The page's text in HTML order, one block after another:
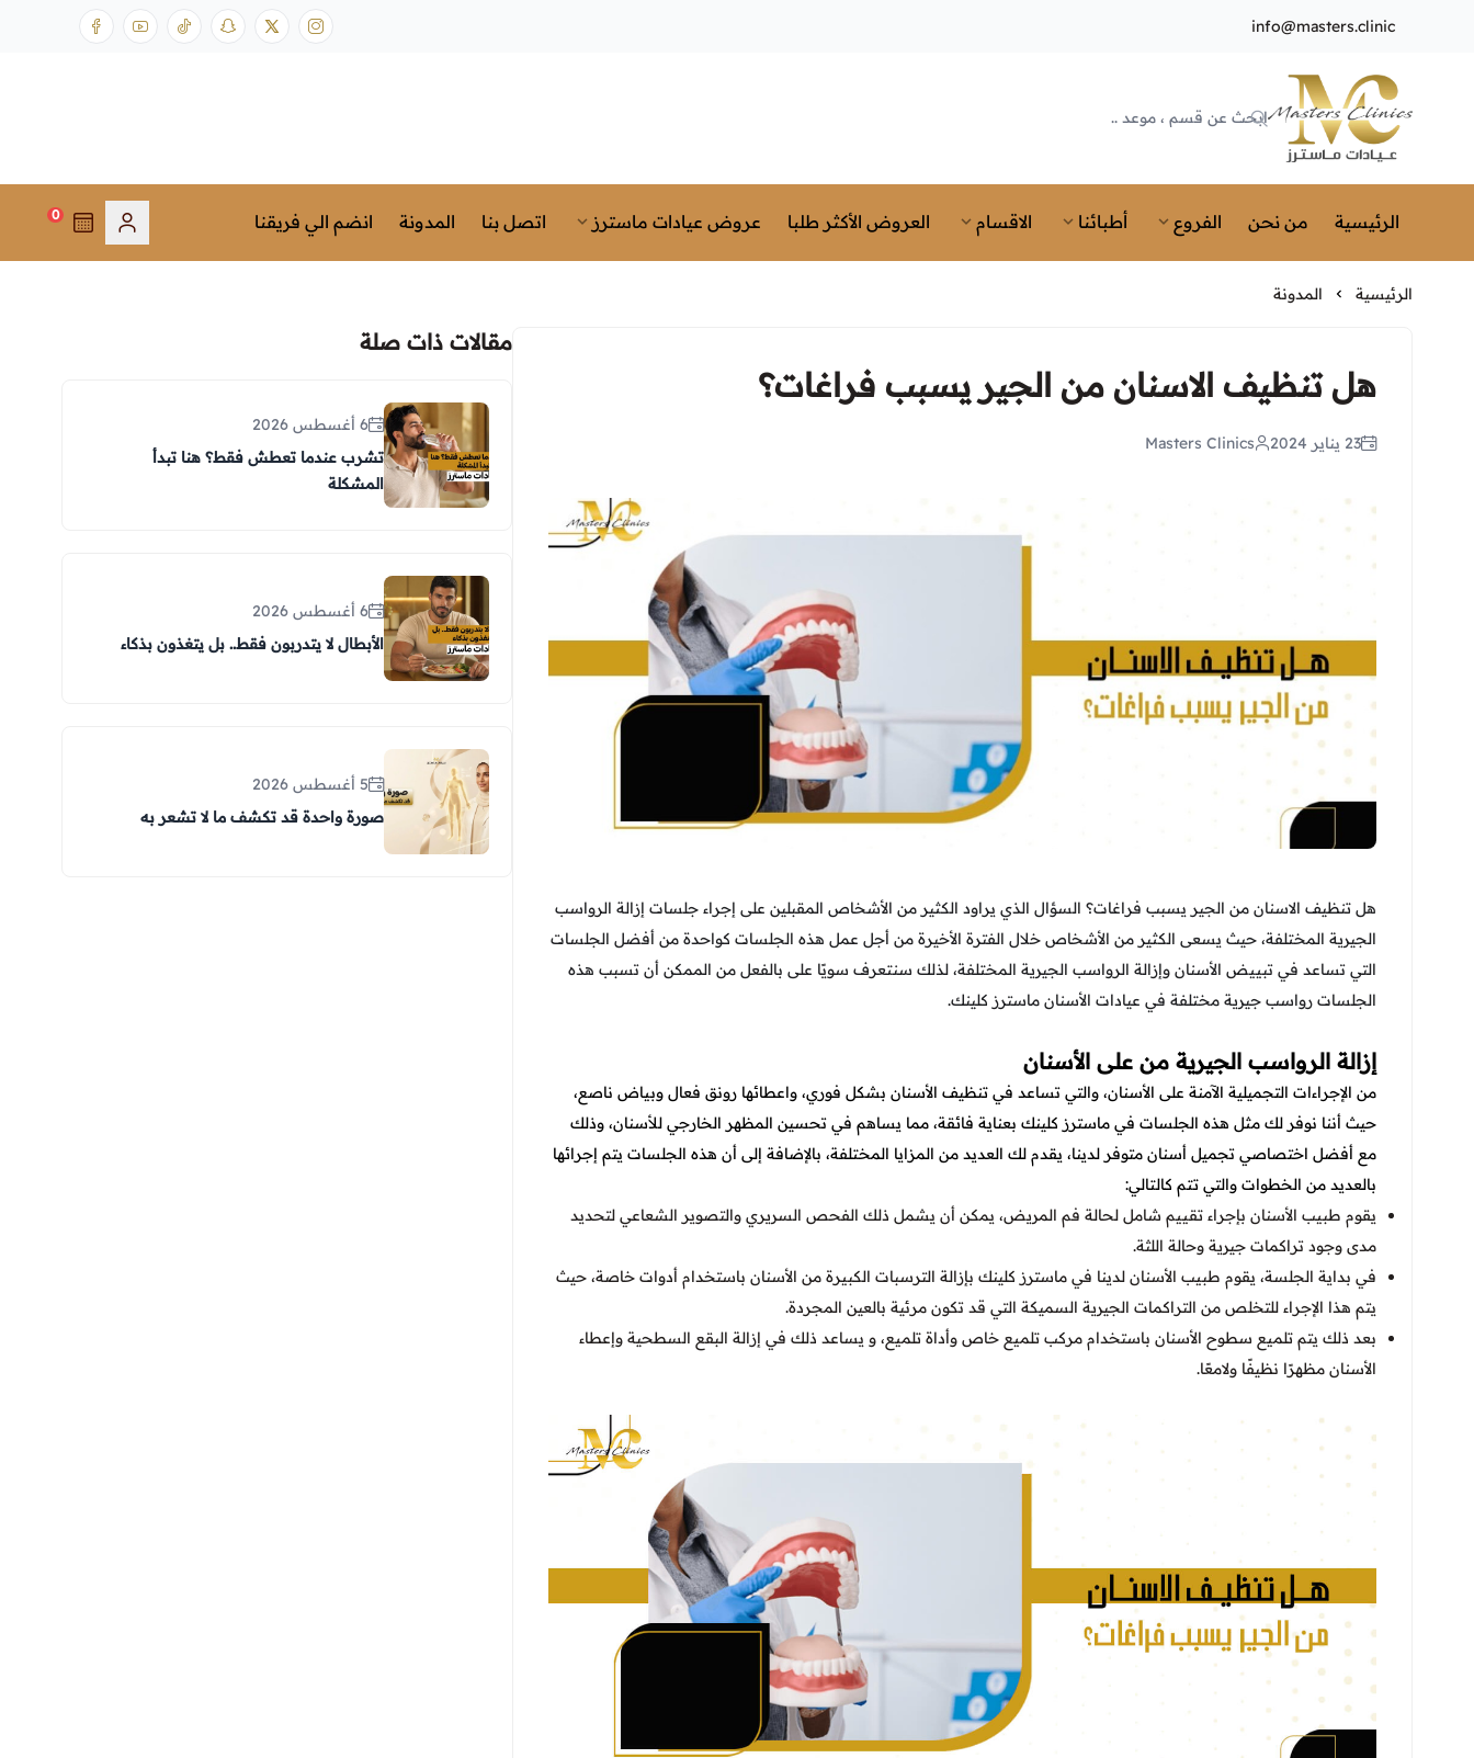
info@masters.clinic
Masters Clinics
الرئيسية من نحن الفروع أطبائنا الاقسام العروض الأكثر طلبا عروض عيادات ماسترز اتصل بنا المدونة انضم الي فريقنا 0
الرئيسية المدونة
هل تنظيف الاسنان من الجير يسبب فراغات؟
23 يناير 2024 Masters Clinics
هل تنظيف الاسنان من الجير يسبب فراغات؟ السؤال الذي يراود الكثير من الأشخاص المقبلين على إجراء جلسات إزالة الرواسب
الجيرية المختلفة، حيث يسعى الكثير من الأشخاص خلال الفترة الأخيرة من أجل عمل هذه الجلسات كواحدة من أفضل الجلسات
التي تساعد في تبييض الأسنان وإزالة الرواسب الجيرية المختلفة، لذلك سنتعرف سويًا على بالفعل من الممكن أن تسبب هذه
الجلسات رواسب جيرية مختلفة في عيادات الأسنان ماسترز كلينك.
إزالة الرواسب الجيرية من على الأسنان
من الإجراءات التجميلية الآمنة على الأسنان، والتي تساعد في تنظيف الأسنان بشكل فوري، واعطائها رونق فعال وبياض ناصع،
حيث أننا نوفر لك مثل هذه الجلسات في ماسترز كلينك بعناية فائقة، مما يساهم في تحسين المظهر الخارجي للأسنان، وذلك
مع أفضل اختصاصي تجميل أسنان متوفر لدينا، يقدم لك العديد من المزايا المختلفة، بالإضافة إلى أن هذه الجلسات يتم إجرائها
بالعديد من الخطوات والتي تتم كالتالي:
يقوم طبيب الأسنان بإجراء تقييم شامل لحالة فم المريض، يمكن أن يشمل ذلك الفحص السريري والتصوير الشعاعي لتحديد
مدى وجود تراكمات جيرية وحالة اللثة.
في بداية الجلسة، يقوم طبيب الأسنان لدينا في ماسترز كلينك بإزالة الترسبات الكبيرة من الأسنان باستخدام أدوات خاصة، حيث
يتم هذا الإجراء للتخلص من التراكمات الجيرية السميكة التي قد تكون مرئية بالعين المجردة.
بعد ذلك يتم تلميع سطوح الأسنان باستخدام مركب تلميع خاص وأداة تلميع، و يساعد ذلك في إزالة البقع السطحية وإعطاء
الأسنان مظهرًا نظيفًا ولامعًا.
مقالات ذات صلة
6 أغسطس 2026
تشرب عندما تعطش فقط؟ هنا تبدأ
المشكلة
6 أغسطس 2026
الأبطال لا يتدربون فقط.. بل يتغذون بذكاء
5 أغسطس 2026
صورة واحدة قد تكشف ما لا تشعر به